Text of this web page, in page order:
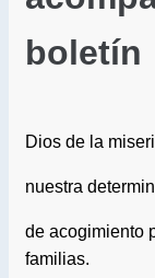
boletín
Dios de la
nuestra
de acogimiento
familias.